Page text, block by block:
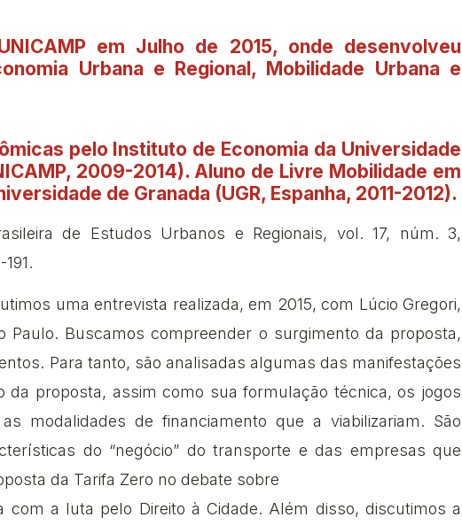
em Julho de 2015, onde desenvolveu
Urbana e Regional, Mobilidade Urbana e
pelo Instituto de Economia da Universidade
2009-2014). Aluno de Livre Mobilidade em
de Granada (UGR, Espanha, 2011-2012).
de Estudos Urbanos e Regionais, vol. 17, núm. 3,
uma entrevista realizada, em 2015, com Lúcio Gregori,
Paulo. Buscamos compreender o surgimento da proposta,
Para tanto, são analisadas algumas das manifestações
da proposta, assim como sua formulação técnica, os jogos
modalidades de financiamento que a viabilizariam. São
do “negócio” do transporte e das empresas que
da Tarifa Zero no debate sobre
com a luta pelo Direito à Cidade. Além disso, discutimos a